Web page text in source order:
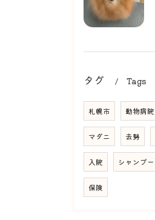
タグ Tags
札幌市 動物病院
マダニ 去勢
入院 シャンプー
保険